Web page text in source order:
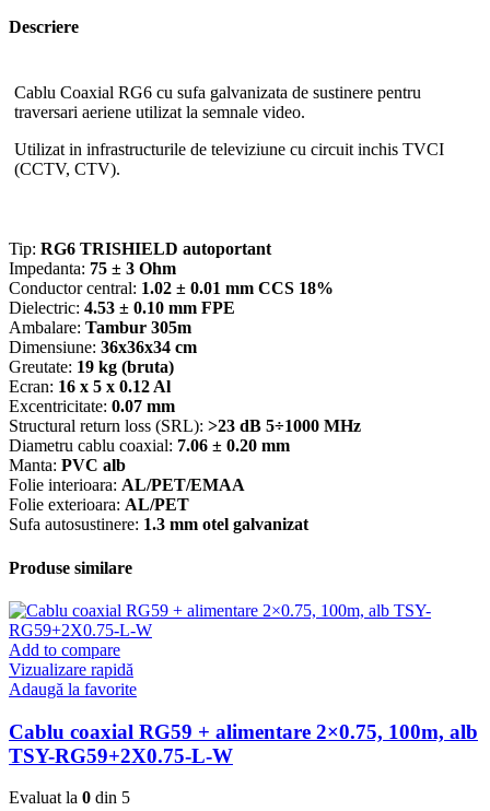
TSY-
MESS
Descriere
Cablu Coaxial RG6 cu sufa galvanizata de sustinere pentru
traversari aeriene utilizat la semnale video.
Utilizat in infrastructurile de televiziune cu circuit inchis TVCI
(CCTV, CTV).
Tip: RG6 TRISHIELD autoportant
Impedanta: 75 ± 3 Ohm
Conductor central: 1.02 ± 0.01 mm CCS 18%
Dielectric: 4.53 ± 0.10 mm FPE
Ambalare: Tambur 305m
Dimensiune: 36x36x34 cm
Greutate: 19 kg (bruta)
Ecran: 16 x 5 x 0.12 Al
Excentricitate: 0.07 mm
Structural return loss (SRL): >23 dB 5÷1000 MHz
Diametru cablu coaxial: 7.06 ± 0.20 mm
Manta: PVC alb
Folie interioara: AL/PET/EMAA
Folie exterioara: AL/PET
Sufa autosustinere: 1.3 mm otel galvanizat
Produse similare
Add to compare
Vizualizare rapidă
Adaugă la favorite
Cablu coaxial RG59 + alimentare 2×0.75, 100m, alb
TSY-RG59+2X0.75-L-W
Evaluat la 0 din 5